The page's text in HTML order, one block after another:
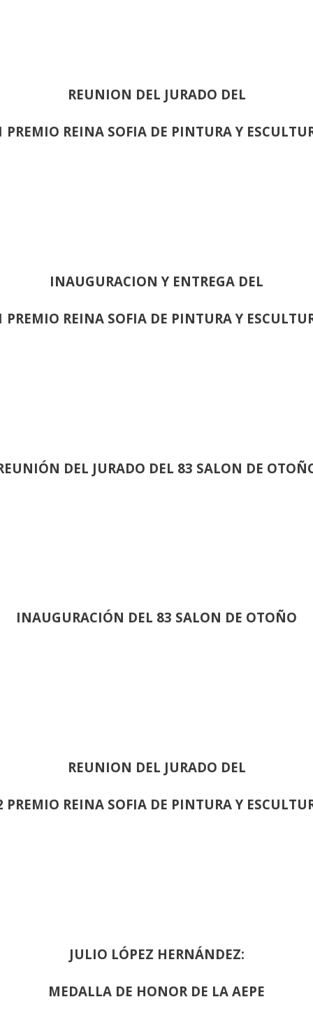
REUNION DEL JURADO DEL
PREMIO REINA SOFIA DE PINTURA Y
INAUGURACION Y ENTREGA DEL
PREMIO REINA SOFIA DE PINTURA Y
DEL JURADO DEL 83 SALON DE
INAUGURACIÓN DEL 83 SALON DE OTOÑO
REUNION DEL JURADO DEL
PREMIO REINA SOFIA DE PINTURA Y
JULIO LÓPEZ HERNÁNDEZ:
MEDALLA DE HONOR DE LA AEPE